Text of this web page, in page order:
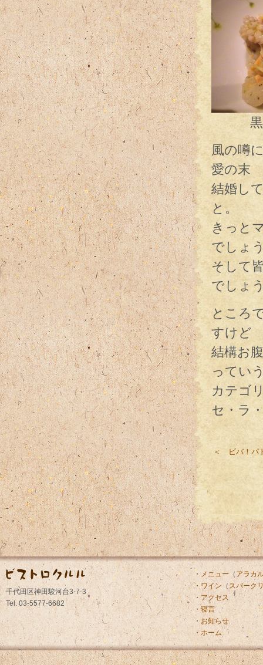
黒オ
風の噂
愛の末
結婚し
と。
きっと
でしょ
そして
でしょ
ところ
すけど
結構お
ってい
カテゴ
セ・ラ
＜ ビバ！パ
千代田区神田駿河台3-7-3
Tel. 03-5577-6682
・メニュー（ アラカ
・ワイン （スパーク
・アクセス
・寝言
・お知らせ
・ホーム